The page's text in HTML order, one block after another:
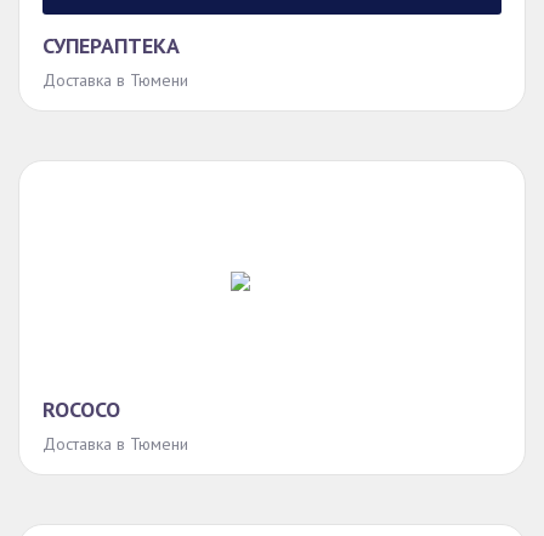
СУПЕРАПТЕКА
Доставка в Тюмени
ROCOCO
Доставка в Тюмени